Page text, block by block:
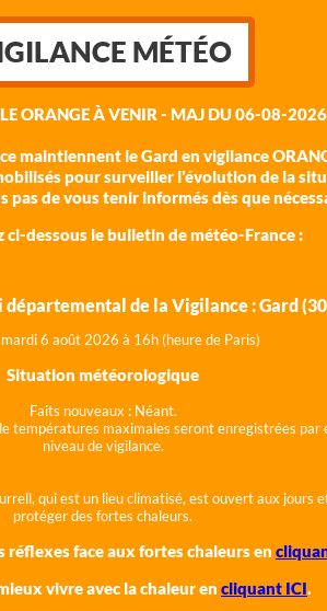
MÉTÉO
ORANGE À VENIR - MAJ DU 06-08-
maintiennent le Gard en vigilance
pour surveiller l'évolution de la
pas de vous tenir informés dès que
dessous le bulletin de météo-France :
de la Vigilance : Gard
mardi 6 août 2026 à 16h (heure de Paris)
Situation météorologique
Faits nouveaux : Néant.
températures maximales seront enregistrées
niveau de vigilance.
qui est un lieu climatisé, est ouvert aux jours
protéger des fortes chaleurs.
réflexes face aux fortes chaleurs en
vivre avec la chaleur en cliquant ICI.